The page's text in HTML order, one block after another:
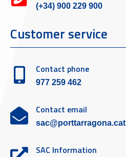
(+34) 900 229 900
Customer service
Contact phone
977 259 462
Contact email
sac@porttarragona.cat
SAC Information